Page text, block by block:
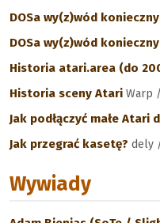
DOSa wy(z)wód
DOSa wy(z)wód
Historia atari.area (do
Historia sceny Atari Warp
Jak podłączyć małe Atari
Jak przegrać kasetę? dely
Wywiady